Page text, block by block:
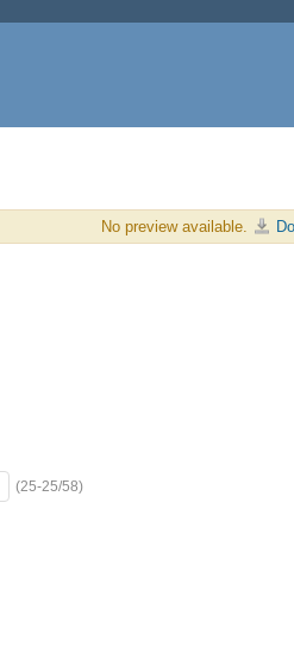
No preview available.
(25-25/58)